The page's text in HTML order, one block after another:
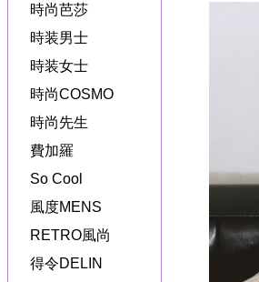
時尚芭莎
時装男士
時装女士
時尚COSMO
時尚先生
費加羅
So Cool
風度MENS
RETRO風尚
得令DELIN